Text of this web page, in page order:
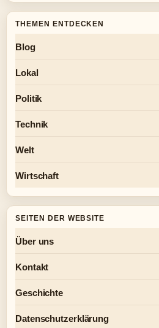
THEMEN ENTDECKEN
Blog
Lokal
Politik
Technik
Welt
Wirtschaft
SEITEN DER WEBSITE
Über uns
Kontakt
Geschichte
Datenschutzerklärung